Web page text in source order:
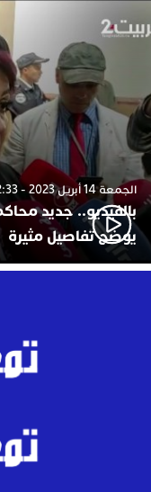
الجمعة 14 أبريل 2023 - 12:33
بالفيديو.. جديد
يوضح تفاصيل مثيرة